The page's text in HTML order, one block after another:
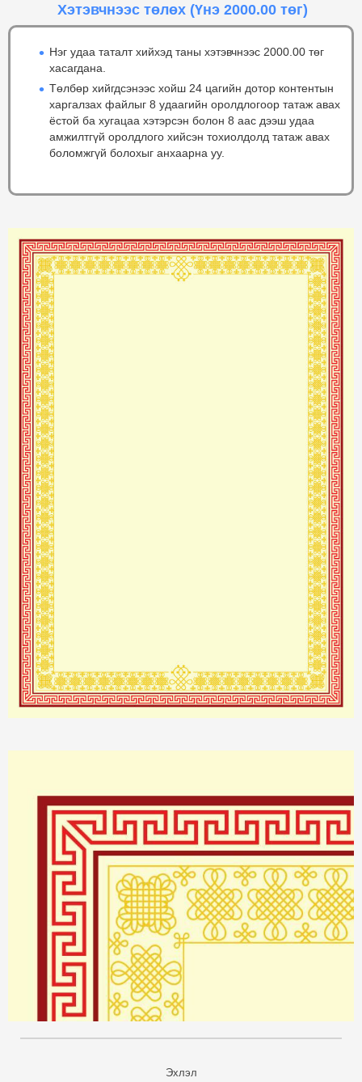
Хэтэвчнээс төлөх (Үнэ 2000.00 төг)
Нэг удаа таталт хийхэд таны хэтэвчнээс 2000.00 төг
хасагдана.
Төлбөр хийгдсэнээс хойш 24 цагийн дотор контентын
харгалзах файлыг 8 удаагийн оролдлогоор татаж авах
ёстой ба хугацаа хэтэрсэн болон 8 аас дээш удаа
амжилтгүй оролдлого хийсэн тохиолдолд татаж авах
боломжгүй болохыг анхаарна уу.
Эхлэл